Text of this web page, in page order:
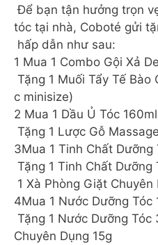
Để bạn tận hưởng trọn
tóc tại nhà, Coboté gửi
hấp dẫn như sau:
1️ Mua 1 Combo Gội Xả
Tặng 1 Muối Tẩy Tế
c minisize)
2️ Mua 1 Dầu Ủ Tóc 160ml
Tặng 1 Lược Gỗ
3️Mua 1 Tinh Chất
Tặng 1 Tinh Chất
1 Xà Phòng Giặt Chuyên
4️Mua 1 Nước Dưỡng Tóc
Tặng 1 Nước Dưỡng
Chuyên Dụng 15g